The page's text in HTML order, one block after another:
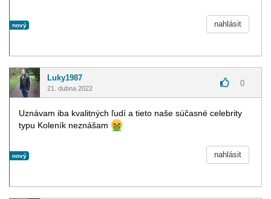
nový nahlásit
Luky1987
21. dubna 2022
0
Uznávam iba kvalitných ľudí a tieto naše súčasné celebrity
typu Koleník neznášam
nový nahlásit